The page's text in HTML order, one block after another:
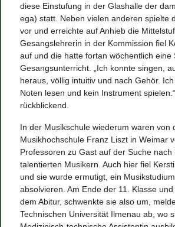
diese Einstufung in der Glashalle der
ega) statt. Neben vielen anderen spielte
vor und erreichte auf Anhieb die
Gesangslehrerin in der Kommission fiel
auf und die hatte fortan wöchentlich eine
Gesangsunterricht. „Ich konnte singen,
heraus, völlig intuitiv und nach Gehör.
Noten lesen und kein Instrument
rückblickend.
In der Musikschule wiederum waren von
Musikhochschule Franz Liszt in Weimar
Professoren zu Gast auf der Suche nach
talentierten Musikern. Auch hier fiel
und sie wurde ermutigt, ein
absolvieren. Am Ende der 11. Klasse
dem Abitur, schwenkte sie also um,
Technischen Universität Ilmenau ab, wo